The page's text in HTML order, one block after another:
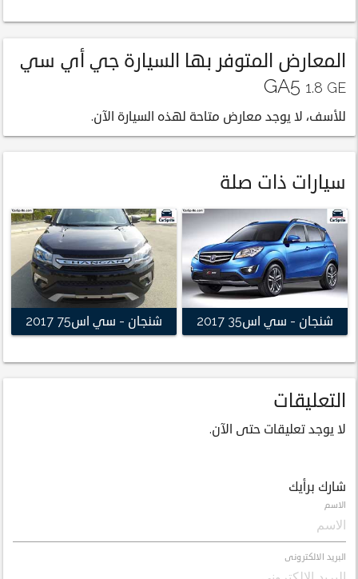
المعارض المتوفر بها السيارة جي أي سي
GA5 1.8 GE
للأسف، لا يوجد معارض متاحة لهذه السيارة الآن.
سيارات ذات صلة
شنجان - سي اس35 2017 شنجان - سي اس75 2017
التعليقات
لا يوجد تعليقات حتى الآن.
شارك برأيك
الاسم
البريد الالكترونى